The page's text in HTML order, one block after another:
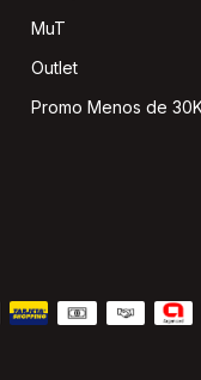
MuT
Outlet
Promo Menos de